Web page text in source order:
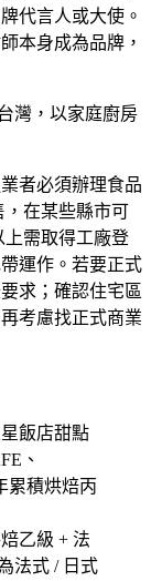
代言人或大使。
本身成為品牌，
灣，以家庭廚房
者必須辦理食品
，在某些縣市可
上需取得工廠登
運作。若要正式
求；確認住宅區
考慮找正式商業
飯店甜點
、
累積烘焙丙
焙乙級 + 法
法式 / 日式